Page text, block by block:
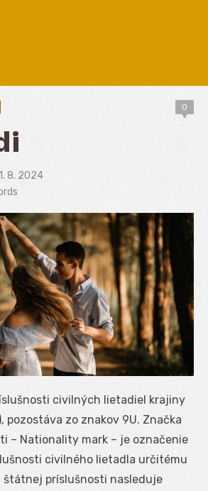
0
8. 2024
civilných lietadiel krajiny
pozostáva zo znakov 9U. Značka
– Nationality mark – je označenie
civilného lietadla určitému
štátnej príslušnosti nasleduje